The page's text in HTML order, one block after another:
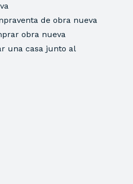
de obra nueva
obra nueva
una casa junto al